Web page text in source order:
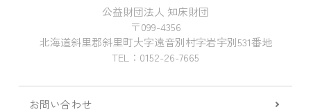
公益財団法人 知床財団
〒099-4356
北海道斜里郡斜里町大字遠音別村字岩宇別531番地
TEL：0152-26-7665
お問い合わせ